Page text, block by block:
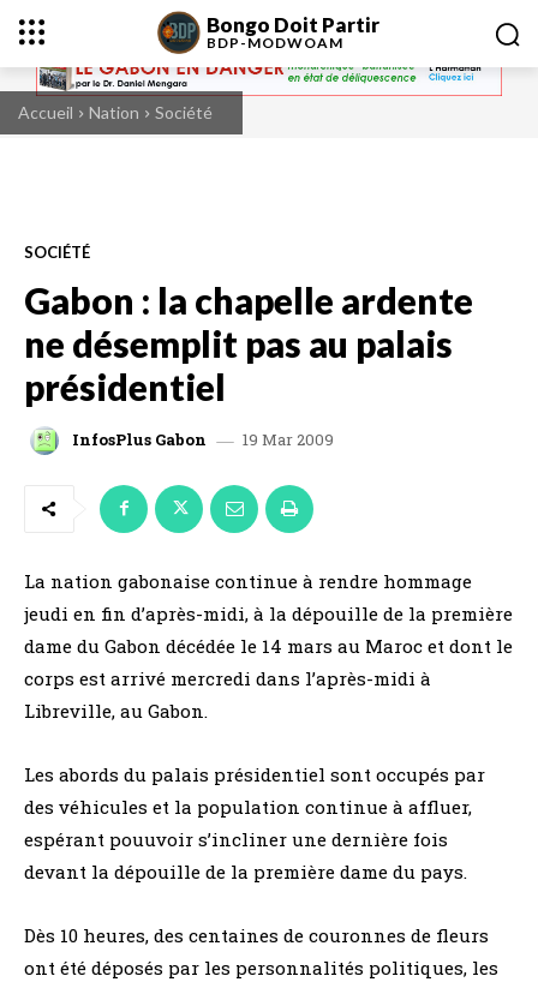
Bongo Doit Partir
BDP-MODWOAM
Accueil Nation Société
SOCIÉTÉ
Gabon : la chapelle ardente
ne désemplit pas au palais
présidentiel
InfosPlus Gabon 19 Mar 2009
La nation gabonaise continue à rendre hommage
jeudi en fin d’après-midi, à la dépouille de la première
dame du Gabon décédée le 14 mars au Maroc et dont le
corps est arrivé mercredi dans l’après-midi à
Libreville, au Gabon.
Les abords du palais présidentiel sont occupés par
des véhicules et la population continue à affluer,
espérant pouuvoir s’incliner une dernière fois
devant la dépouille de la première dame du pays.
Dès 10 heures, des centaines de couronnes de fleurs
ont été déposés par les personnalités politiques, les